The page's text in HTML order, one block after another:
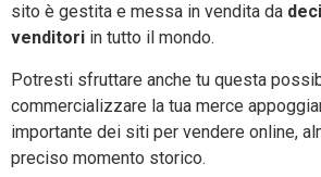
sito è gestita e messa in vendita da
venditori in tutto il mondo.
Potresti sfruttare anche tu questa
commercializzare la tua merce
importante dei siti per vendere online,
preciso momento storico.